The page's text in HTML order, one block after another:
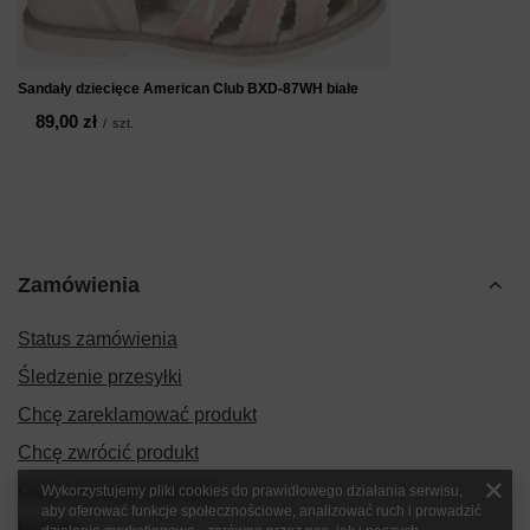
Sandały dziecięce American Club BXD-87WH białe
89,00 zł / szt.
Zamówienia
Status zamówienia
Śledzenie przesyłki
Chcę zareklamować produkt
Chcę zwrócić produkt
Chcę wymienić produkt
Wykorzystujemy pliki cookies do prawidłowego działania serwisu,
aby oferować funkcje społecznościowe, analizować ruch i prowadzić